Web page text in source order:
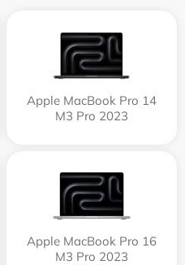
Apple MacBook Pro 14
M3 Pro 2023
Apple MacBook Pro 16
M3 Pro 2023